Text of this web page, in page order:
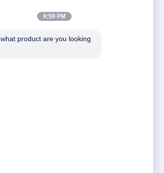
para nós
9:59 PM
product are you looking